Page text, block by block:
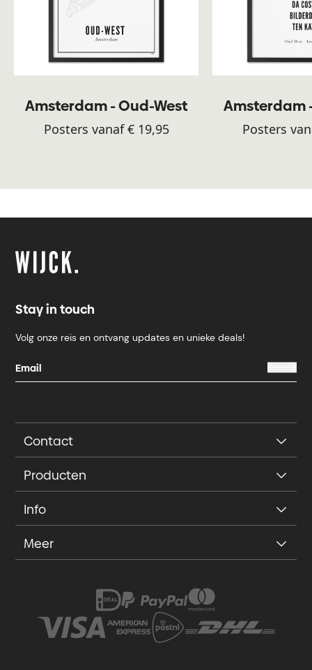
Amsterdam - Oud-West
Posters vanaf € 19,95
Amsterdam
Posters
Stay in touch
Volg onze reis en ontvang updates en unieke deals!
Contact
Producten
Info
Meer